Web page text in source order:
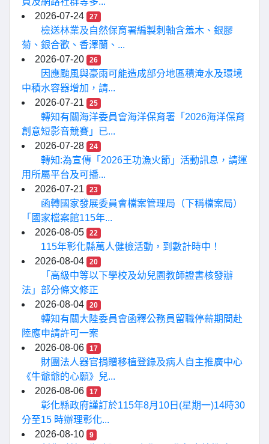
2026-07-24
27
檢送林業及自然保育署編製刺軸含羞木、銀膠
菊、銀合歡、香澤蘭、...
2026-07-20
26
因應颱風與豪雨可能造成部分地區積淹水及環境
中積水容器增加，請...
2026-07-21
25
轉知有關海洋委員會海洋保育署「2026海洋保育
創意短影音競賽」已...
2026-07-28
24
轉知:為宣傳「2026王功漁火節」活動訊息，請運
用所屬平台及可播...
2026-07-21
23
函轉國家發展委員會檔案管理局（下稱檔案局）
「國家檔案館115年...
2026-08-05
22
115年彰化縣萬人健檢活動，到數計時中！
2026-08-04
20
「高級中等以下學校及幼兒園教師證書核發辦
法」部分條文修正
2026-08-04
20
轉知有關大陸委員會函釋公務員留職停薪期間赴
陸應申請許可一案
2026-08-06
17
財團法人器官捐贈移植登錄及病人自主推廣中心
《牛爺爺的心願》兒...
2026-08-06
17
彰化縣政府謹訂於115年8月10日(星期一)14時30
分至15 時辦理彰化...
2026-08-10
9